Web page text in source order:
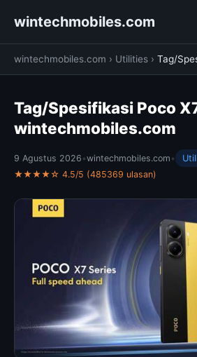
wintechmobiles.com
wintechmobiles.com › Utilities › Tag/
Tag/Spesifikasi Poco
wintechmobiles.com
9 Agustus 2026 •wintechmobiles.com •
★★★★☆ 4.5/5 (485369 ulasan)